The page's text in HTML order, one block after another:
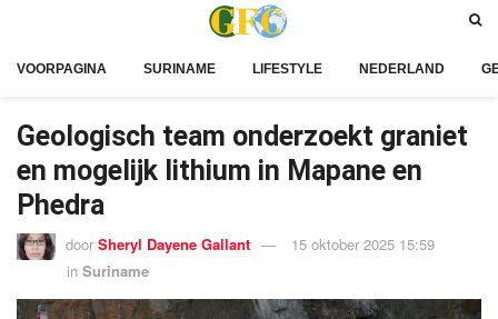
VOORPAGINA SURINAME LIFESTYLE NEDERLAND
Geologisch team onderzoekt graniet
en mogelijk lithium in Mapane en
Phedra
door Sheryl Dayene Gallant
15 oktober 2025 15:59
in Suriname